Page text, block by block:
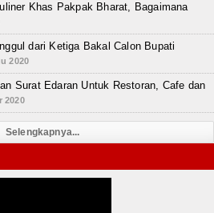
Khas Pakpak Bharat, Bagaimana
dari Ketiga Bakal Calon Bupati
2020
Surat Edaran Untuk Restoran, Cafe dan
2020
Selengkapnya...